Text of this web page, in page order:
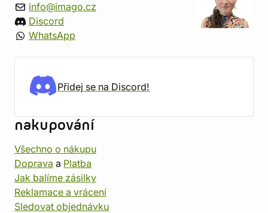
info@imago.cz
Discord
WhatsApp
Přidej se na Discord!
nakupování
Všechno o nákupu
Doprava a Platba
Jak balíme zásilky
Reklamace a vrácení
Sledovat objednávku